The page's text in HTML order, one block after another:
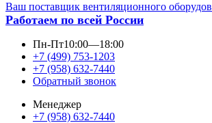
Ваш поставщик вентиляционного
Работаем по всей России
Пн-Пт10:00—18:00
+7 (499) 753-1203
+7 (958) 632-7440
Обратный звонок
Менеджер
+7 (958) 632-7440